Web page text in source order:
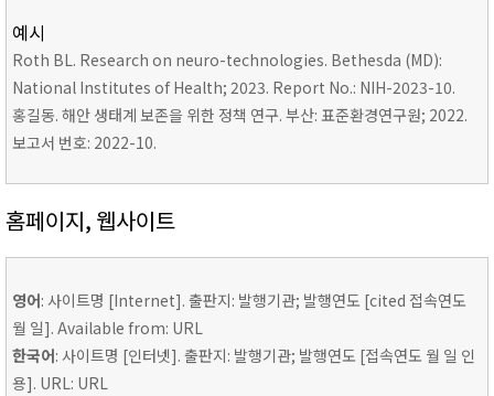
예시
Roth BL. Research on neuro-technologies. Bethesda (MD):
National Institutes of Health; 2023. Report No.: NIH-2023-10.
홍길동. 해안 생태계 보존을 위한 정책 연구. 부산: 표준환경연구원; 2022.
보고서 번호: 2022-10.
홈페이지, 웹사이트
영어: 사이트명 [Internet]. 출판지: 발행기관; 발행연도 [cited 접속연도
월 일]. Available from: URL
한국어: 사이트명 [인터넷]. 출판지: 발행기관; 발행연도 [접속연도 월 일 인
용]. URL: URL